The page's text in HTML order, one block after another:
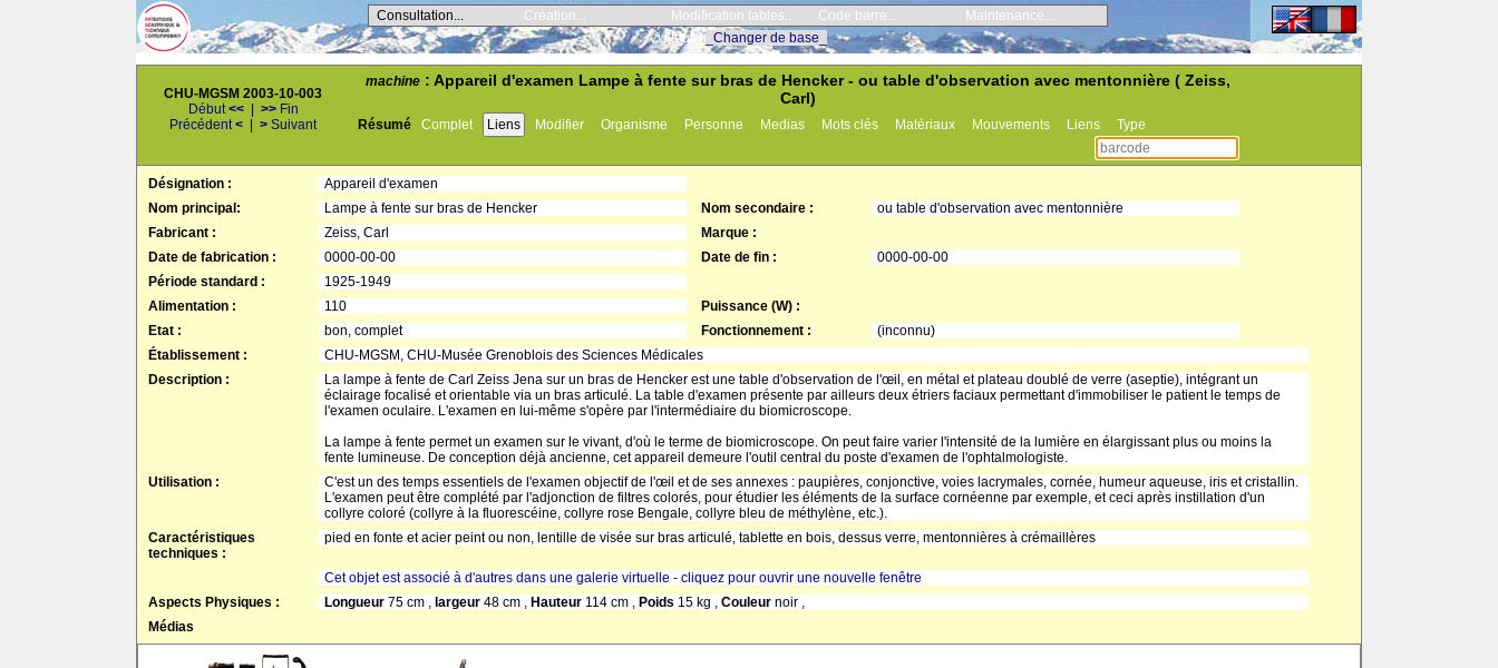
Consultation... Création... Modification tables... Code barre...
Maintenance...
Visiteur - _Changer de base_
CHU-MGSM 2003-10-003
Début<< >>Fin
Précédent< > Suivant
machine : Appareil d'examen Lampe à fente sur bras de Hencker - ou table d'observation avec mentonnière ( Zeiss,
Carl)
Résumé Complet Liens Modifier Organisme Personne Medias Mots clés Matériaux Mouvements Liens Type
Désignation :
Appareil d'examen
Nom principal:
Lampe à fente sur bras de Hencker Nom secondaire :
ou table d'observation avec mentonnière
Fabricant :
Zeiss, Carl
Marque :
Date de fabrication :
0000-00-00 Date de fin :
0000-00-00
Période standard :
1925-1949
Alimentation :
110
Puissance (W) :
Etat :
bon, complet Fonctionnement :
(inconnu)
Établissement :
CHU-MGSM, CHU-Musée Grenoblois des Sciences Médicales
Description :
La lampe à fente de Carl Zeiss Jena sur un bras de Hencker est une table d'observation de l'œil, en métal et plateau doublé de verre (aseptie), intégrant un
éclairage focalisé et orientable via un bras articulé. La table d'examen présente par ailleurs deux étriers faciaux permettant d'immobiliser le patient le temps de
l'examen oculaire. L'examen en lui-même s'opère par l'intermédiaire du biomicroscope.
La lampe à fente permet un examen sur le vivant, d'où le terme de biomicroscope. On peut faire varier l'intensité de la lumière en élargissant plus ou moins la
fente lumineuse. De conception déjà ancienne, cet appareil demeure l'outil central du poste d'examen de l'ophtalmologiste.
Utilisation :
C'est un des temps essentiels de l'examen objectif de l'œil et de ses annexes : paupières, conjonctive, voies lacrymales, cornée, humeur aqueuse, iris et cristallin.
L'examen peut être complété par l'adjonction de filtres colorés, pour étudier les éléments de la surface cornéenne par exemple, et ceci après instillation d'un
collyre coloré (collyre à la fluorescéine, collyre rose Bengale, collyre bleu de méthylène, etc.).
Caractéristiques
techniques :
pied en fonte et acier peint ou non, lentille de visée sur bras articulé, tablette en bois, dessus verre, mentonnières à crémaillères
Cet objet est associé à d'autres dans une galerie virtuelle - cliquez pour ouvrir une nouvelle fenêtre
Aspects Physiques :
Longueur 75 cm , largeur 48 cm , Hauteur 114 cm , Poids 15 kg , Couleur noir ,
Médias